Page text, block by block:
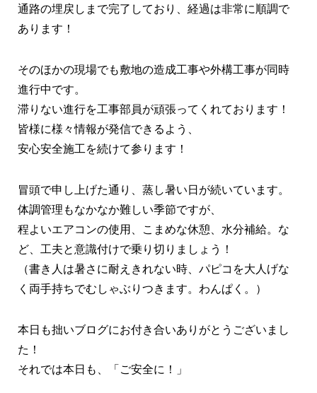
通路の埋戻しまで完了しており、経過は非常に順調で
あります！
そのほかの現場でも敷地の造成工事や外構工事が同時
進行中です。
滞りない進行を工事部員が頑張ってくれております！
皆様に様々情報が発信できるよう、
安心安全施工を続けて参ります！
冒頭で申し上げた通り、蒸し暑い日が続いています。
体調管理もなかなか難しい季節ですが、
程よいエアコンの使用、こまめな休憩、水分補給。な
ど、工夫と意識付けで乗り切りましょう！
（書き人は暑さに耐えきれない時、パピコを大人げな
く両手持ちでむしゃぶりつきます。わんぱく。）
本日も拙いブログにお付き合いありがとうございまし
た！
それでは本日も、「ご安全に！」